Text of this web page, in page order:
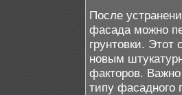
После
фасада можно
грунтовки.
новым
факторов. Важно
типу фасадного